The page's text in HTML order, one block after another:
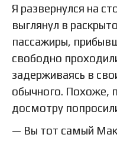
Я развернулся на
выглянул в
пассажиры,
свободно
задерживаясь в
обычного. Похоже,
досмотру
— Вы тот самый